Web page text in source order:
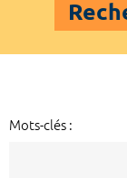
Mots-clés :